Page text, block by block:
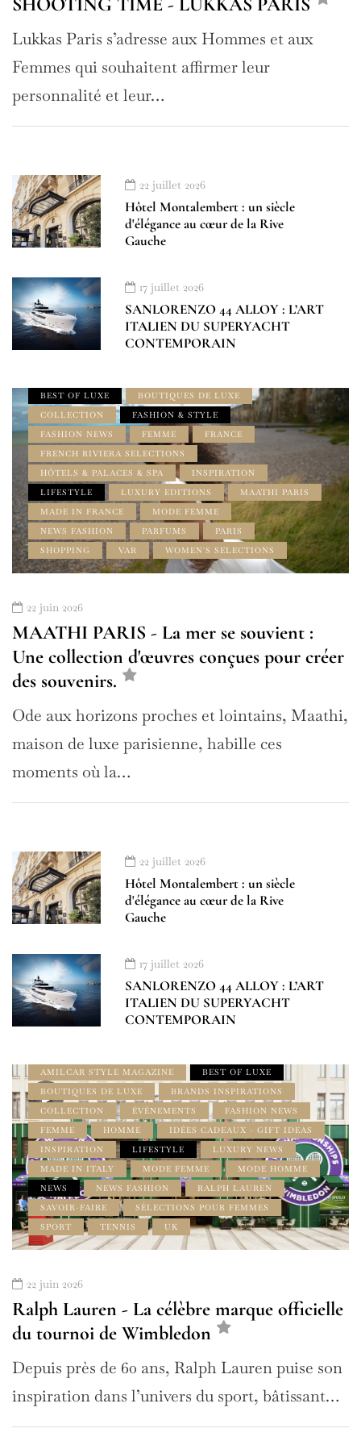
Lukkas Paris s’adresse aux Hommes et aux
Femmes qui souhaitent affirmer leur
personnalité et leur…
22 juillet 2026
Hôtel Montalembert : un siècle
d'élégance au cœur de la Rive
Gauche
17 juillet 2026
SANLORENZO 44 ALLOY : L’ART
ITALIEN DU SUPERYACHT
CONTEMPORAIN
BEST OF LUXE
BOUTIQUES DE LUXE
COLLECTION
FASHION & STYLE
FASHION NEWS
FEMME
FRANCE
FRENCH RIVIERA SELECTIONS
HÔTELS & PALACES & SPA
INSPIRATION
LIFESTYLE
LUXURY EDITIONS
MAATHI PARIS
MADE IN FRANCE
MODE FEMME
NEWS FASHION
PARFUMS
PARIS
SHOPPING
VAR WOMEN'S SELECTIONS
22 juin 2026
MAATHI PARIS - La mer se souvient :
Une collection d'œuvres conçues pour créer
des souvenirs.
Ode aux horizons proches et lointains, Maathi,
maison de luxe parisienne, habille ces
moments où la…
22 juillet 2026
Hôtel Montalembert : un siècle
d'élégance au cœur de la Rive
Gauche
17 juillet 2026
SANLORENZO 44 ALLOY : L’ART
ITALIEN DU SUPERYACHT
CONTEMPORAIN
À LA UNE
AMILCAR INTERNATIONAL
AMILCAR ITALIA MAGAZINE
AMILCAR MAGAZINE
AMILCAR STYLE MAGAZINE
BEST OF LUXE
BOUTIQUES DE LUXE
BRANDS INSPIRATIONS
COLLECTION
ÉVÉNEMENTS
FASHION NEWS
FEMME
HOMME
IDÉES CADEAUX - GIFT IDEAS
INSPIRATION
LIFESTYLE
LUXURY NEWS
MADE IN ITALY
MODE FEMME
MODE HOMME
NEWS
NEWS FASHION
RALPH LAUREN
SAVOIR-FAIRE
SÉLECTIONS POUR FEMMES
SPORT
TENNIS UK
22 juin 2026
Ralph Lauren - La célèbre marque officielle
du tournoi de Wimbledon
Depuis près de 60 ans, Ralph Lauren puise son
inspiration dans l’univers du sport, bâtissant…